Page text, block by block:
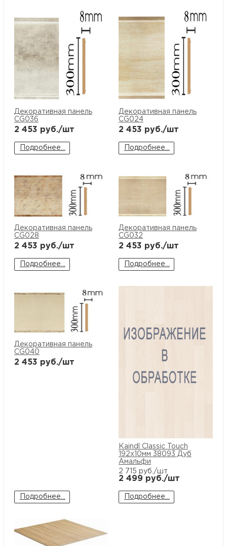
Декоративная панель
CG036
2 453 руб./шт
Подробнее...
Декоративная панель
CG024
2 453 руб./шт
Подробнее...
Декоративная панель
CG028
2 453 руб./шт
Подробнее...
Декоративная панель
CG032
2 453 руб./шт
Подробнее...
Декоративная панель
CG040
2 453 руб./шт
Подробнее...
Kaindl Classic Touch
192x10мм 38093 Дуб
Амальфи
2 715 руб./шт
2 499 руб./шт
Подробнее...